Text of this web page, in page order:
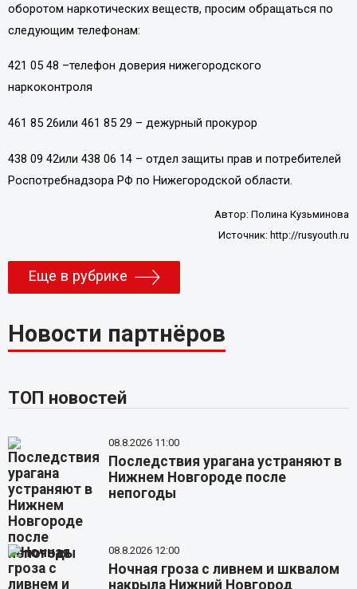
оборотом наркотических веществ, просим обращаться по
следующим телефонам:
421 05 48 –телефон доверия нижегородского
наркоконтроля
461 85 26или 461 85 29 – дежурный прокурор
438 09 42или 438 06 14 – отдел защиты прав и потребителей
Роспотребнадзора РФ по Нижегородской области.
Автор:Полина Кузьминова
Источник: http://rusyouth.ru
Еще в рубрике
Новости партнёров
ТОП новостей
08.8.2026 11:00
Последствия урагана устраняют в
Нижнем Новгороде после
непогоды
08.8.2026 12:00
Ночная гроза с ливнем и шквалом
накрыла Нижний Новгород